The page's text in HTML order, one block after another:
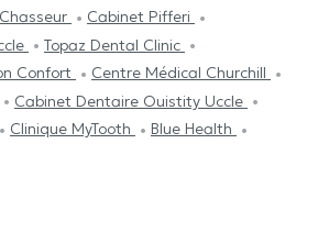
Cabinet Pifferi
Topaz Dental Clinic
Confort
Centre Médical Churchill
Cabinet Dentaire Ouistity Uccle
Clinique MyTooth
Blue Health